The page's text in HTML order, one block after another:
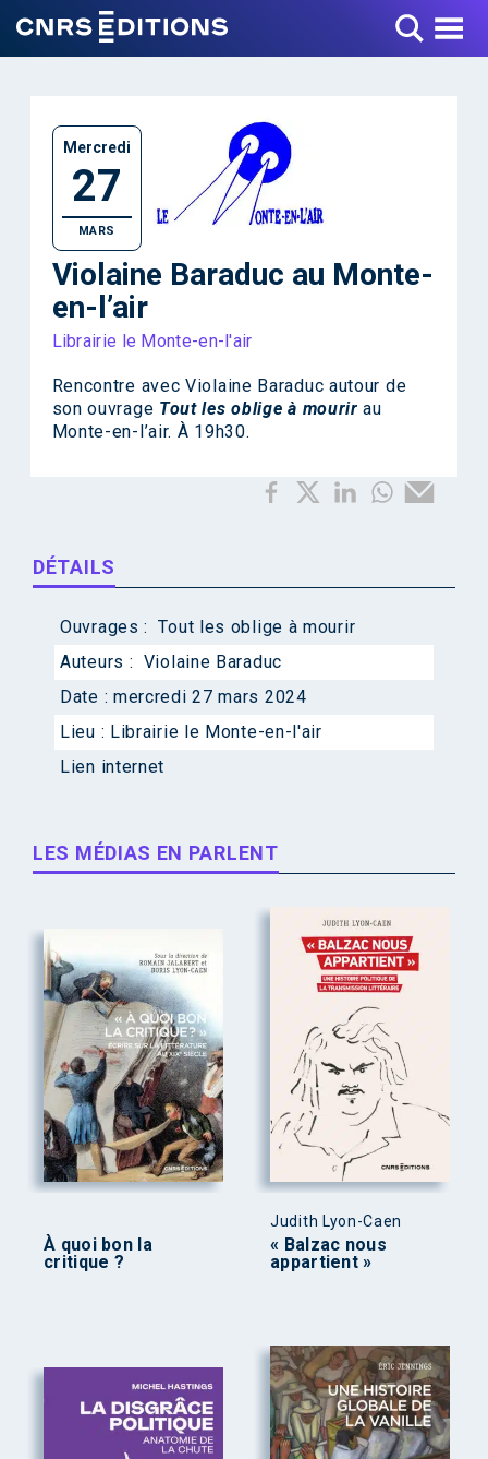
Toggle Menu
Mercredi
27
MARS
Violaine Baraduc au Monte-
en-l’air
Librairie le Monte-en-l'air
Rencontre avec Violaine Baraduc autour de
son ouvrage Tout les oblige à mourir au
Monte-en-l’air. À 19h30.
DÉTAILS
Ouvrages :
Tout les oblige à mourir
Auteurs : Violaine Baraduc
Date : mercredi 27 mars 2024
Lieu : Librairie le Monte-en-l'air
Lien internet
LES MÉDIAS EN PARLENT
À quoi bon la
critique ?
Judith Lyon-Caen
« Balzac nous
appartient »